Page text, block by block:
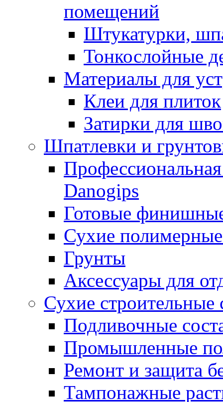
помещений
Штукатурки,
Тонкослойные
Материалы для
Клеи для плиток
Затирки для
Шпатлевки и
Danogips
Готовые
Сухие
Грунты
Аксессуары для
Сухие строительные
Подливочные
Промышленные
Ремонт и защита
Тампонажные